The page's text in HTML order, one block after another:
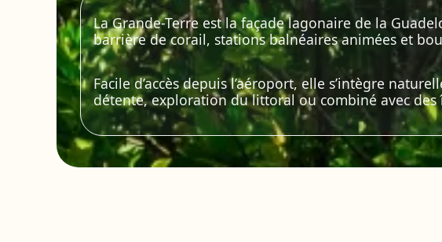
La Grande-Terre est la façade lagonaire de la
barrière de corail, stations balnéaires animées et
Facile d’accès depuis l’aéroport, elle s’intègre
détente, exploration du littoral ou combiné avec des